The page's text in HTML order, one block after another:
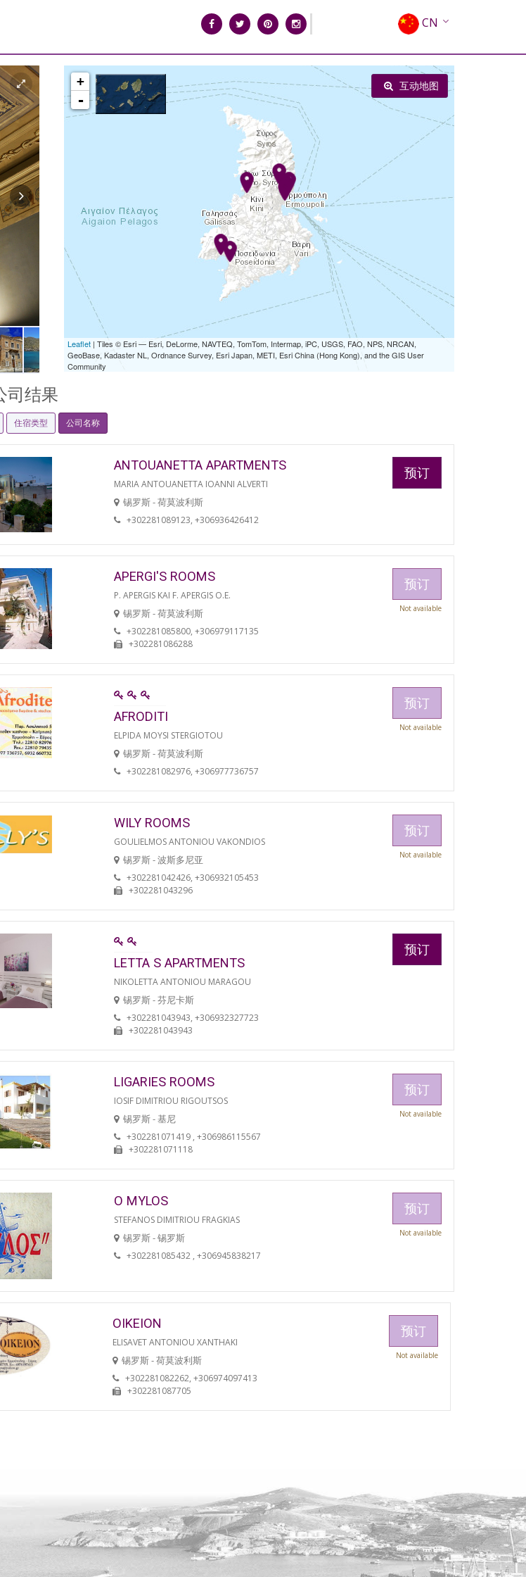
CN
EN
EL
ES
syros_vaporia_F268133321.jpg
+
-
Leaflet | Tiles © Esri — Esri, DeLorme, NAVTEQ, TomTom, Intermap, iPC, USGS, FAO, NPS, NRCAN,
GeoBase, Kadaster NL, Ordnance Survey, Esri Japan, METI, Esri China (Hong Kong), and the GIS User
Community
互动地图
司结果
住宿类型 公司名称
ANTOUANETTA APARTMENTS
MARIA ANTOUANETTA IOANNI ALVERTI
锡罗斯 - 荷莫波利斯
+302281089123, +306936426412
预订
APERGI'S ROOMS
P. APERGIS KAI F. APERGIS O.E.
锡罗斯 - 荷莫波利斯
+302281085800, +306979117135
+302281086288
预订
Not available
AFRODITI
ELPIDA MOYSI STERGIOTOU
锡罗斯 - 荷莫波利斯
+302281082976, +306977736757
预订
Not available
WILY ROOMS
GOULIELMOS ANTONIOU VAKONDIOS
锡罗斯 - 波斯多尼亚
+302281042426, +306932105453
+302281043296
预订
Not available
LETTA S APARTMENTS
NIKOLETTA ANTONIOU MARAGOU
锡罗斯 - 芬尼卡斯
+302281043943, +306932327723
+302281043943
预订
LIGARIES ROOMS
IOSIF DIMITRIOU RIGOUTSOS
锡罗斯 - 基尼
+302281071419 , +306986115567
+302281071118
预订
Not available
O MYLOS
STEFANOS DIMITRIOU FRAGKIAS
锡罗斯 - 锡罗斯
+302281085432 , +306945838217
预订
Not available
OIKEION
ELISAVET ANTONIOU XANTHAKI
锡罗斯 - 荷莫波利斯
+302281082262, +306974097413
+302281087705
预订
Not available